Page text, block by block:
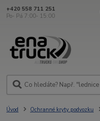
+420 558 711 251
Po- Pá 7:00- 15:00
Úvod Ochranné kryty podvozku